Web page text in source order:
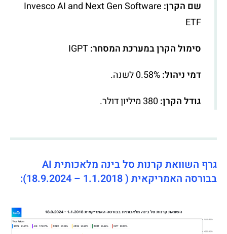
שם הקרן: Invesco AI and Next Gen Software
ETF
סימול הקרן במערכת המסחר:
דמי ניהול:
גודל הקרן:
גרף השוואת קרנות סל בינה מלאכותית AI
בבורסה האמריקאית ( 1.1.2018 – 18.9.2024):